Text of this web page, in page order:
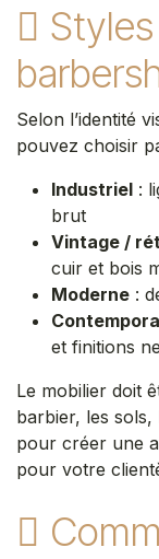
Selon l’identité
pouvez choisir
Industriel :
brut
Vintage /
cuir et bois
Moderne :
et finitions
Le mobilier doit
barbier, les sols,
pour créer une
pour votre